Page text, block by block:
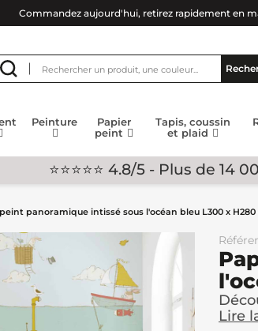
Commandez aujourd'hui, retirez rapidement en
Peinture
Papier
peint
Tapis, coussin
et plaid
⭐⭐⭐⭐⭐ 4.8/5 - Plus de 14
panoramique intissé sous l'océan bleu L300 x H280
Lire